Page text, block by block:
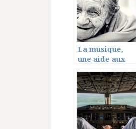
La musique,
une aide aux
agées